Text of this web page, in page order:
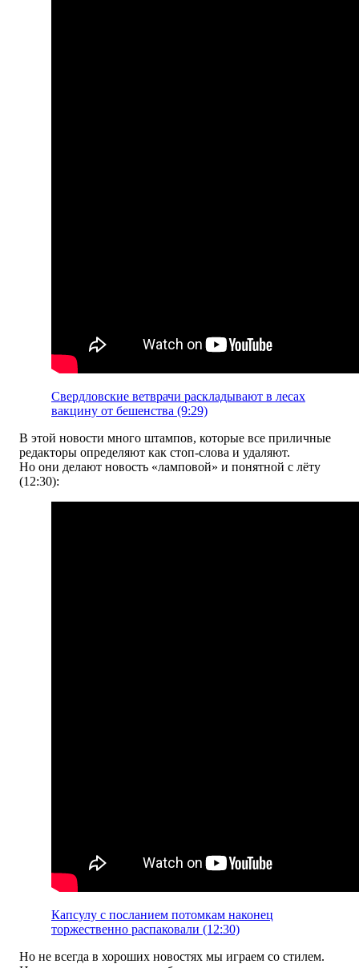
Свердловские ветврачи раскладывают в лесах
вакцину от бешенства (9:29)
В этой новости много штампов, которые все приличные
редакторы определяют как стоп-слова и удаляют.
Но они делают новость «ламповой» и понятной с лёту
(12:30):
Капсулу с посланием потомкам наконец
торжественно распаковали (12:30)
Но не всегда в хороших новостях мы играем со стилем.